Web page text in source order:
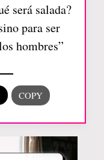
será salada?
para ser
hombres”